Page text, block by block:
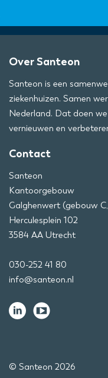
Over Santeon
Santeon is een
ziekenhuizen. Samen
Nederland. Dat doen
vernieuwen en
Contact
Santeon
Kantoorgebouw
Galghenwert (gebouw C,
Herculesplein 102
3584 AA Utrecht
030-252 41 80
info@santeon.nl
© Santeon 2026